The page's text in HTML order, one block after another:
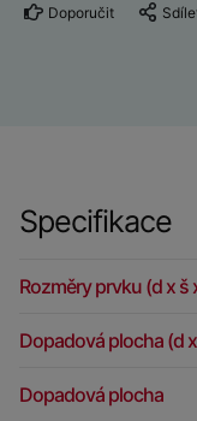
Doporučit
Specifikace
Rozměry prvku (d x š
Dopadová plocha (d
Dopadová plocha